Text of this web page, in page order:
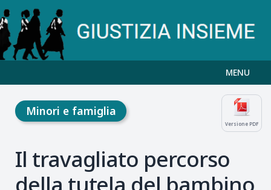
MENU
Versione PDF
Minori e famiglia
Il travagliato percorso
della tutela del bambino